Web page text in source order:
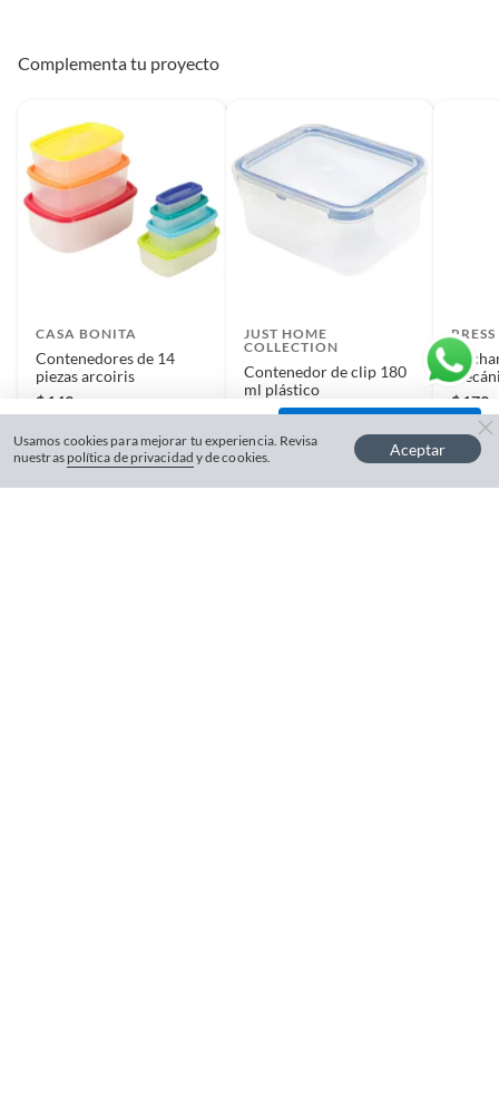
− +
Máximo 40 unidades.
Complementa tu proyecto
CASA BONITA
Contenedores de 14
piezas arcoiris
$ 149
VER PRODUCTO
JUST HOME
COLLECTION
Contenedor de clip 180
ml plástico
$35
VER PRODUCTO
PRESS
$ 179
Usamos cookies para mejorar tu experiencia. Revisa
nuestras política de privacidad y de cookies. Aceptar